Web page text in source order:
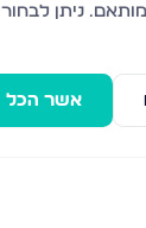
ניתן לבחור
אשר הכל